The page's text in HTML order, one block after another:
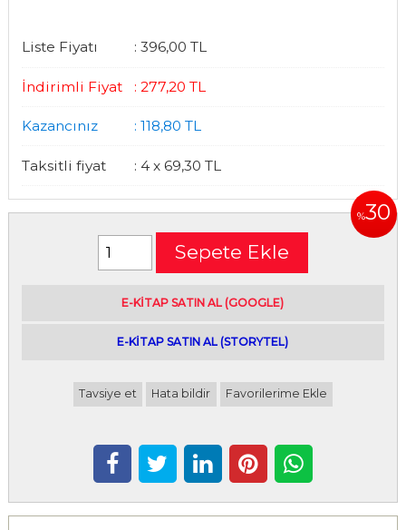
Liste Fiyatı : 396,00 TL
İndirimli Fiyat : 277,20 TL
Kazancınız : 118,80 TL
Taksitli fiyat : 4 x 69,30 TL
%30
Sepete Ekle
E-KİTAP SATIN AL (GOOGLE)
E-KİTAP SATIN AL (STORYTEL)
Tavsiye et Hata bildir Favorilerime Ekle